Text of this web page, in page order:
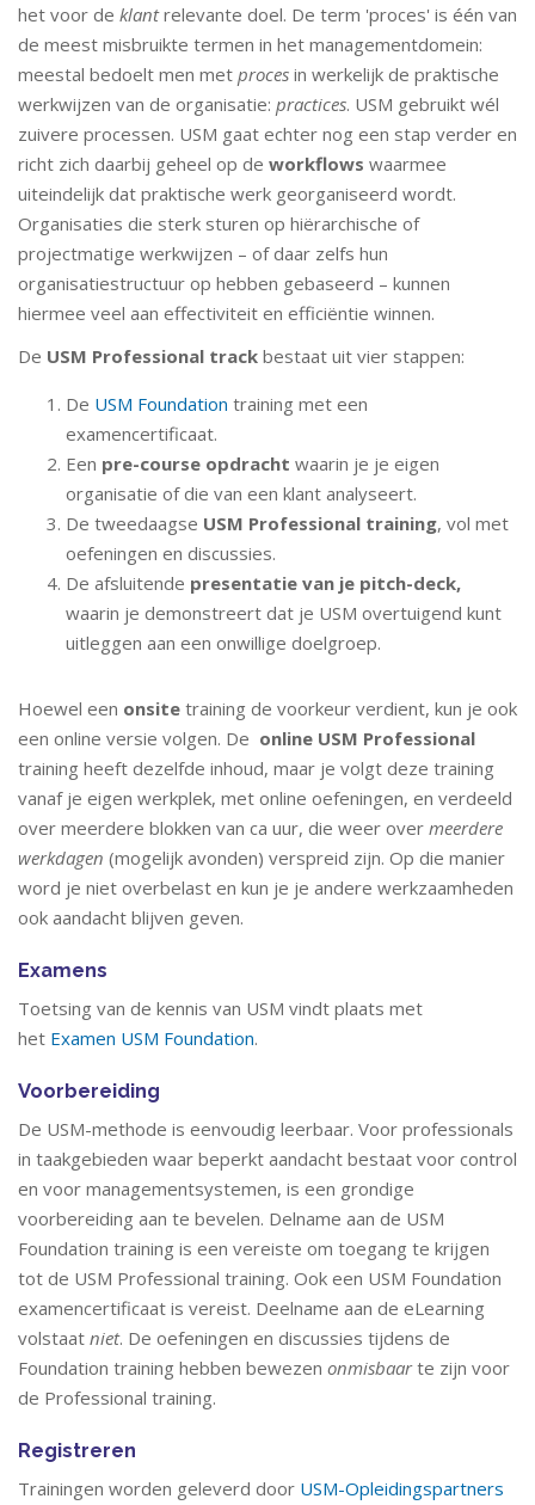
het voor de klantrelevante doel. De term 'proces' is één van
de meest misbruikte termen in het managementdomein:
meestal bedoelt men met proces in werkelijk de praktische
werkwijzen van de organisatie: practices. USM gebruikt wél
zuivere processen. USM gaat echter nog een stap verder en
richt zich daarbij geheel op de workflows waarmee
uiteindelijk dat praktische werk georganiseerd wordt.
Organisaties die sterk sturen op hiërarchische of
projectmatige werkwijzen – of daar zelfs hun
organisatiestructuur op hebben gebaseerd – kunnen
hiermee veel aan effectiviteit en efficiëntie winnen.
De USM Professional track bestaat uit vier stappen:
De USM Foundation training met een
examencertificaat.
Een pre-course opdracht waarin je je eigen
organisatie of die van een klant analyseert.
De tweedaagse USM Professional training, vol met
oefeningen en discussies.
De afsluitende presentatie van je pitch-deck,
waarin je demonstreert dat je USM overtuigend kunt
uitleggen aan een onwillige doelgroep.
Hoewel een onsite training de voorkeur verdient, kun je ook
een online versie volgen. De online USM Professional
training heeft dezelfde inhoud, maar je volgt deze training
vanaf je eigen werkplek, met online oefeningen, en verdeeld
over meerdere blokken van ca uur, die weer over meerdere
werkdagen (mogelijk avonden) verspreid zijn. Op die manier
word je niet overbelast en kun je je andere werkzaamheden
ook aandacht blijven geven.
Examens
Toetsing van de kennis van USM vindt plaats met
het Examen USM Foundation.
Voorbereiding
De USM-methode is eenvoudig leerbaar. Voor professionals
in taakgebieden waar beperkt aandacht bestaat voor control
en voor managementsystemen, is een grondige
voorbereiding aan te bevelen. Delname aan de USM
Foundation training is een vereiste om toegang te krijgen
tot de USM Professional training. Ook een USM Foundation
examencertificaat is vereist. Deelname aan de eLearning
volstaat niet. De oefeningen en discussies tijdens de
Foundation training hebben bewezen onmisbaarte zijn voor
de Professional training.
Registreren
Trainingen worden geleverd door USM-Opleidingspartners